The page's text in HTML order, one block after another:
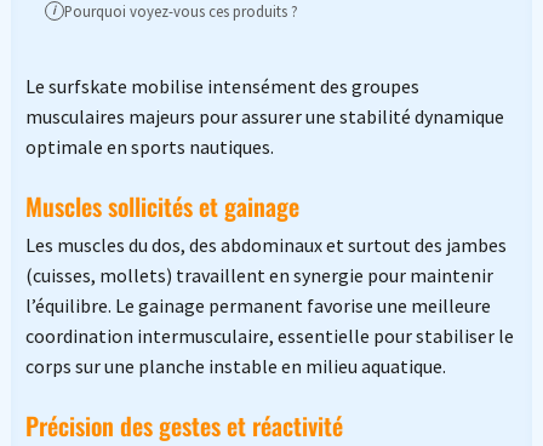
i Pourquoi voyez-vous ces produits ?
Le surfskate mobilise intensément des groupes
musculaires majeurs pour assurer une stabilité dynamique
optimale en sports nautiques.
Muscles sollicités et gainage
Les muscles du dos, des abdominaux et surtout des jambes
(cuisses, mollets) travaillent en synergie pour maintenir
l’équilibre. Le gainage permanent favorise une meilleure
coordination intermusculaire, essentielle pour stabiliser le
corps sur une planche instable en milieu aquatique.
Précision des gestes et réactivité